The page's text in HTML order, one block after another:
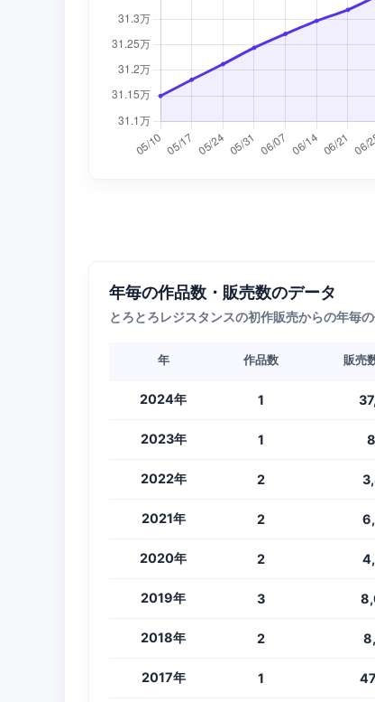
年毎の作品数・販売数のデータ
とろとろレジスタンスの初作販売からの年毎
年 作品数 販売
2024年 1
2023年 1
2022年 2
2021年 2
2020年 2
2019年 3
2018年 2
2017年 1